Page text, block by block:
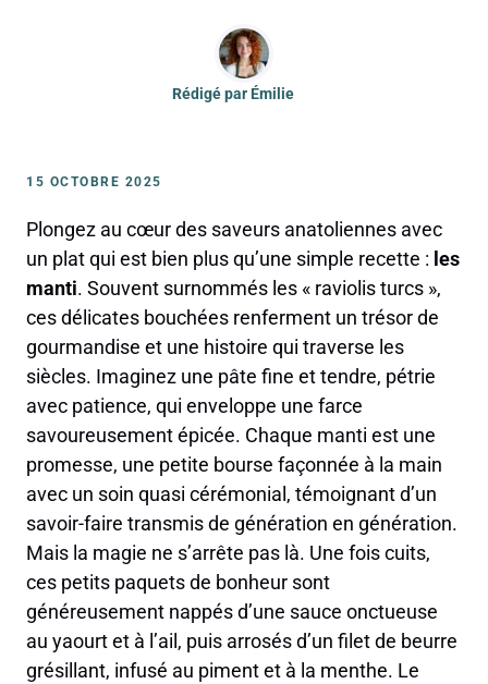
Rédigé par Émilie
15 OCTOBRE 2025
Plongez au cœur des saveurs anatoliennes avec
un plat qui est bien plus qu’une simple recette : les
manti. Souvent surnommés les « raviolis turcs »,
ces délicates bouchées renferment un trésor de
gourmandise et une histoire qui traverse les
siècles. Imaginez une pâte fine et tendre, pétrie
avec patience, qui enveloppe une farce
savoureusement épicée. Chaque manti est une
promesse, une petite bourse façonnée à la main
avec un soin quasi cérémonial, témoignant d’un
savoir-faire transmis de génération en génération.
Mais la magie ne s’arrête pas là. Une fois cuits,
ces petits paquets de bonheur sont
généreusement nappés d’une sauce onctueuse
au yaourt et à l’ail, puis arrosés d’un filet de beurre
grésillant, infusé au piment et à la menthe. Le